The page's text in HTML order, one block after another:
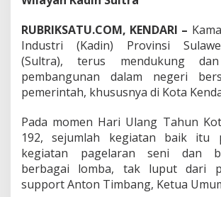
r
B
s
a
P
d
a
M
e
RUBRIKSATU.COM, KENDARI –
Industri (Kadin) Provinsi
(Sultra), terus mendukung
pembangunan dalam negeri
pemerintah, khususnya di Kota
Pada momen Hari Ulang Tahun
192, sejumlah kegiatan baik itu
kegiatan pagelaran seni dan
berbagai lomba, tak luput dari
support Anton Timbang, Ketua